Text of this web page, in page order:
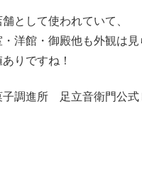
として使われていて、
洋館・御殿他も外観は見
りですね！
子調進所 足立音衛門公式